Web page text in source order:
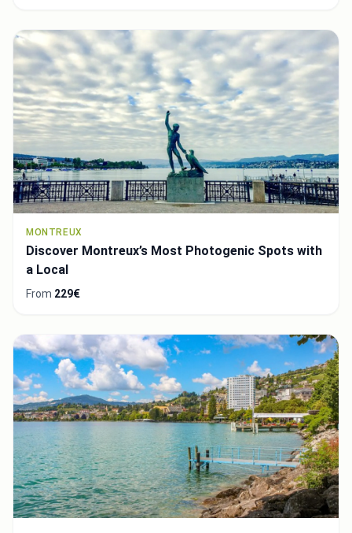
MONTREUX
Discover Montreux’s Most Photogenic Spots with
a Local
From 229€